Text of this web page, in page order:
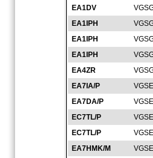
EA1DV
EA1IPH
EA1IPH
EA1IPH
EA4ZR
EA7IA/P
EA7DA/P
EC7TL/P
EC7TL/P
EA7HMK/M